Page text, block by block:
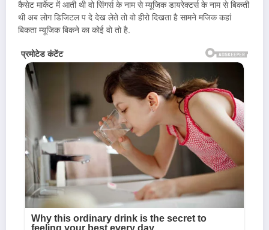
कैसेट मार्केट में आती थी वो सिंगर्स के नाम से म्यूजिक डायरेक्टर्स के नाम से बिकती
थी अब लोग डिजिटल प दे देख लेते तो वो हीरो दिखता है सामने मजिक कहां
बिकता म्यूजिक बिकने का कोई वो तो है.